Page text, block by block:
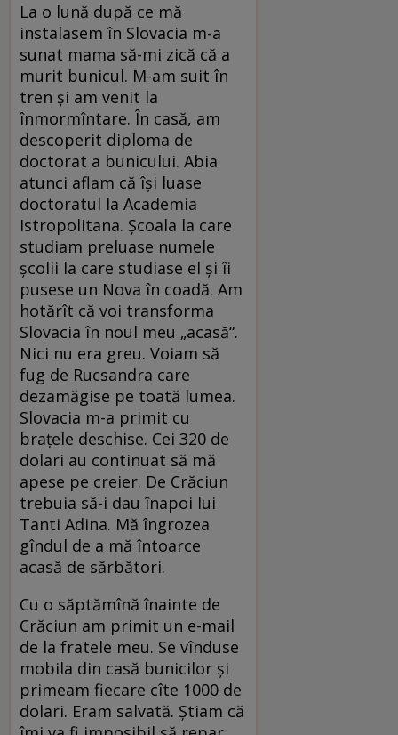
La o lună după ce mă
instalasem în Slovacia m-a
sunat mama să-mi zică că a
murit bunicul. M-am suit în
tren și am venit la
înmormîntare. În casă, am
descoperit diploma de
doctorat a bunicului. Abia
atunci aflam că își luase
doctoratul la Academia
Istropolitana. Școala la care
studiam preluase numele
școlii la care studiase el și îi
pusese un Nova în coadă. Am
hotărît că voi transforma
Slovacia în noul meu „acasă“.
Nici nu era greu. Voiam să
fug de Rucsandra care
dezamăgise pe toată lumea.
Slovacia m-a primit cu
brațele deschise. Cei 320 de
dolari au continuat să mă
apese pe creier. De Crăciun
trebuia să-i dau înapoi lui
Tanti Adina. Mă îngrozea
gîndul de a mă întoarce
acasă de sărbători.
Cu o săptămînă înainte de
Crăciun am primit un e-mail
de la fratele meu. Se vînduse
mobila din casă bunicilor și
primeam fiecare cîte 1000 de
dolari. Eram salvată. Știam că